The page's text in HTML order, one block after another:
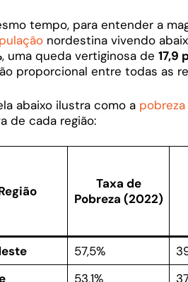
tempo, para entender a
nordestina vivendo
, uma queda vertiginosa de 17,9
proporcional entre todas as
abaixo ilustra como a pobreza
de cada região:
Taxa de
Pobreza (2022)
57,5%
53,1%